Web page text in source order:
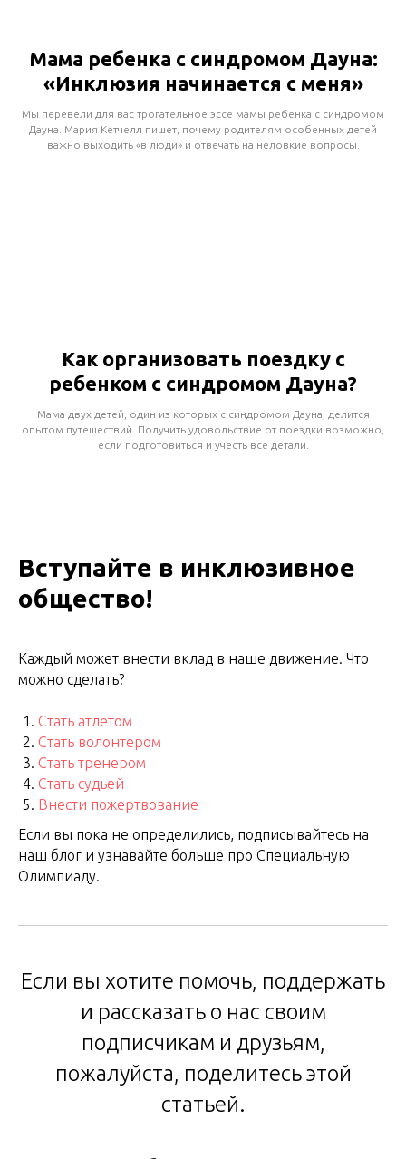
Мама ребенка с синдромом Дауна:
«Инклюзия начинается с меня»
Мы перевели для вас трогательное эссе мамы ребенка с синдромом
Дауна. Мария Кетчелл пишет, почему родителям особенных детей
важно выходить «в люди» и отвечать на неловкие вопросы.
Как организовать поездку с
ребенком с синдромом Дауна?
Мама двух детей, один из которых с синдромом Дауна, делится
опытом путешествий. Получить удовольствие от поездки возможно,
если подготовиться и учесть все детали.
Вступайте в инклюзивное
общество!
Каждый может внести вклад в наше движение. Что
можно сделать?
Стать атлетом
Стать волонтером
Стать тренером
Стать судьей
Внести пожертвование
Если вы пока не определились, подписывайтесь на
наш блог и узнавайте больше про Специальную
Олимпиаду.
Если вы хотите помочь, поддержать
и рассказать о нас своим
подписчикам и друзьям,
пожалуйста, поделитесь этой
статьей.